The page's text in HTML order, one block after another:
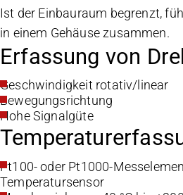
Ist der Einbauraum begrenzt,
in einem Gehäuse zusammen.
Erfassung von
Geschwindigkeit rotativ/linear
Bewegungsrichtung
Hohe Signalgüte
Pt100- oder Pt1000-
Temperatursensor